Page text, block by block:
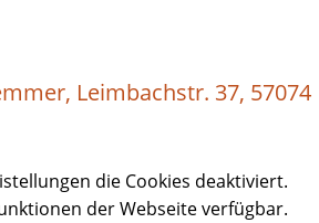
Leimbachstr. 37, 57074
die Cookies deaktiviert.
der Webseite verfügbar.